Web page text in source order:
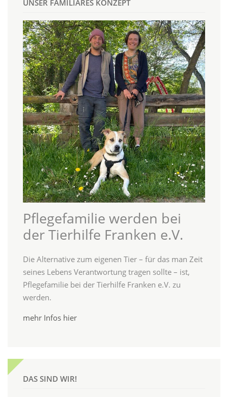
UNSER FAMILIÄRES KONZEPT
Pflegefamilie werden bei
der Tierhilfe Franken e.V.
Die Alternative zum eigenen Tier – für das man Zeit
seines Lebens Verantwortung tragen sollte – ist,
Pflegefamilie bei der Tierhilfe Franken e.V. zu
werden.
mehr Infos hier
DAS SIND WIR!